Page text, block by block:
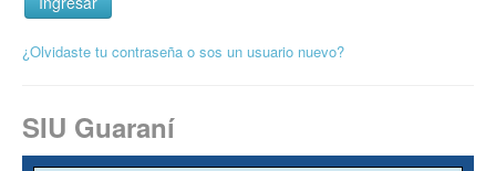
¿Olvidaste tu contraseña o sos un usuario nuevo?
SIU Guaraní